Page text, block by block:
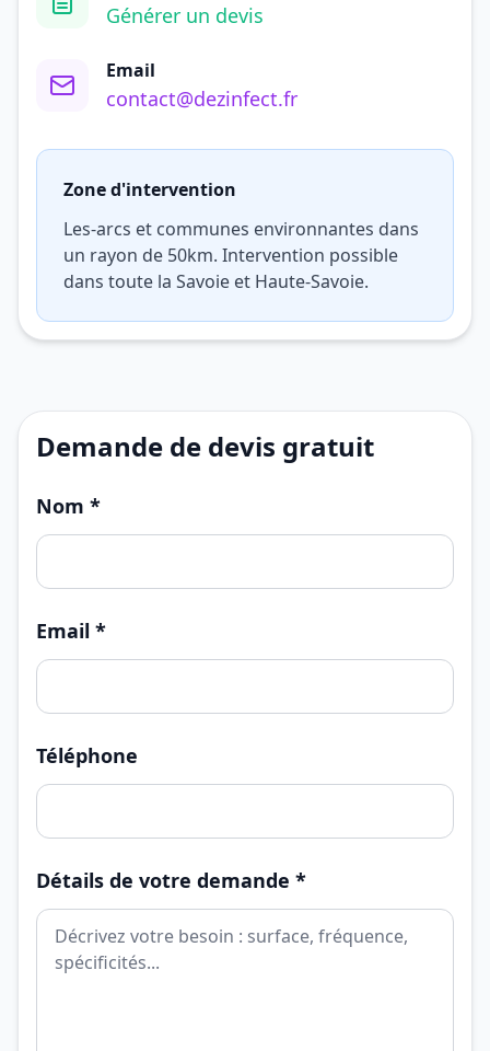
Générer un devis
Email
contact@dezinfect.fr
Zone d'intervention
Les-arcs et communes environnantes dans
un rayon de 50km. Intervention possible
dans toute la Savoie et Haute-Savoie.
Demande de devis gratuit
Nom *
Email *
Téléphone
Détails de votre demande *